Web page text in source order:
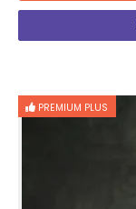
PREMIUM PLUS